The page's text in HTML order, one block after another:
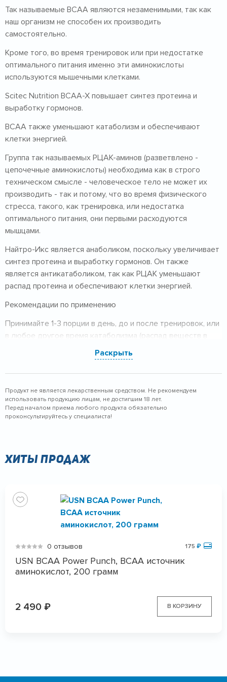
Так называемые BCAA являются незаменимыми, так как
наш организм не способен их производить
самостоятельно.
Кроме того, во время тренировок или при недостатке
оптимального питания именно эти аминокислоты
используются мышечными клетками.
Scitec Nutrition BCAA-X повышает синтез протеина и
выработку гормонов.
BCAA также уменьшают катаболизм и обеспечивают
клетки энергией.
Группа так называемых РЦАК-аминов (разветвлено -
цепочечные аминокислоты) необходима как в строго
техническом смысле - человеческое тело не может их
производить - так и потому, что во время физического
стресса, такого, как тренировка, или недостатка
оптимального питания, они первыми расходуются
мышцами.
Найтро-Икс является анаболиком, поскольку увеличивает
синтез протеина и выработку гормонов. Он также
является антикатаболиком, так как РЦАК уменьшают
распад протеина и обеспечивают клетки энергией.
Рекомендации по применению
Принимайте 1-3 порции в день, до и после тренировок, или
в любое другое время катаболизма (распад веществ в
организме), как, например, перед сном.
Не рекомендуем использовать продукцию лицам, не
достигшим 18 лет.
Перед началом приема любого продукта обязательно
Раскрыть
Продукт не является лекарственным средством. Не рекомендуем
использовать продукцию лицам, не достигшим 18 лет.
Перед началом приема любого продукта обязательно
проконсультируйтесь у специалиста!
Хиты продаж
0 отзывов 175 ₽
USN BCAA Power Punch, BCAA источник
аминокислот, 200 грамм
2 490 ₽ В КОРЗИНУ